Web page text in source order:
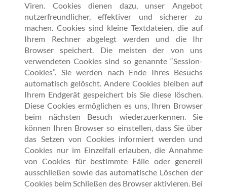
Viren. Cookies dienen dazu, unser Angebot
nutzerfreundlicher, effektiver und sicherer zu
machen. Cookies sind kleine Textdateien, die auf
Ihrem Rechner abgelegt werden und die Ihr
Browser speichert. Die meisten der von uns
verwendeten Cookies sind so genannte “Session-
Cookies”. Sie werden nach Ende Ihres Besuchs
automatisch gelöscht. Andere Cookies bleiben auf
Ihrem Endgerät gespeichert bis Sie diese löschen.
Diese Cookies ermöglichen es uns, Ihren Browser
beim nächsten Besuch wiederzuerkennen. Sie
können Ihren Browser so einstellen, dass Sie über
das Setzen von Cookies informiert werden und
Cookies nur im Einzelfall erlauben, die Annahme
von Cookies für bestimmte Fälle oder generell
ausschließen sowie das automatische Löschen der
Cookies beim Schließen des Browser aktivieren. Bei